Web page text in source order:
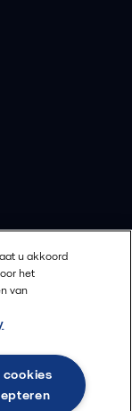
de community
u akkoord
het
van